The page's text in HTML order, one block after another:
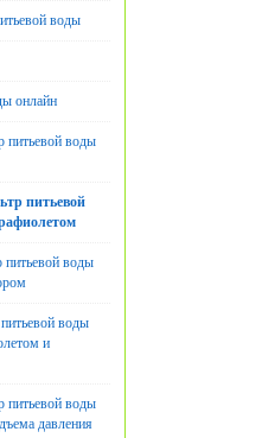
воды
онлайн
питьевой воды
питьевой
питьевой воды
воды
и
питьевой воды
давления